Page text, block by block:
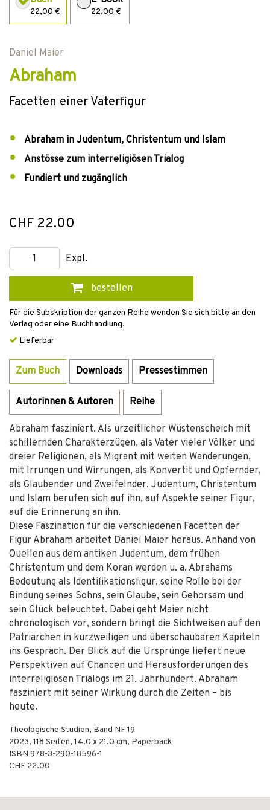
22,00 € 22,00 €
Daniel Maier
Abraham
Facetten einer Vaterfigur
Abraham in Judentum, Christentum und Islam
Anstösse zum interreligiösen Trialog
Fundiert und zugänglich
CHF 22.00
Expl.
bestellen
Für die Subskription der ganzen Reihe wenden Sie sich bitte an den
Verlag oder eine Buchhandlung.
Lieferbar
Zum Buch Downloads Pressestimmen
Autorinnen & Autoren Reihe
Abraham fasziniert. Als urzeitlicher Wüstenscheich mit
schillernden Charakterzügen, als Vater vieler Völker und
dreier Religionen, als Migrant mit weiten Wanderungen,
mit Irrungen und Wirrungen, als Konvertit und Opfernder,
als Glaubender und Zweifelnder. Judentum, Christentum
und Islam berufen sich auf ihn, auf Aspekte seiner Figur,
auf die Erinnerung an ihn.
Diese Faszination für die verschiedenen Facetten der
Figur Abraham arbeitet Daniel Maier heraus. Anhand von
Quellen aus dem antiken Judentum, dem frühen
Christentum und dem Koran werden u. a. Abrahams
Bedeutung als Identifikationsfigur, seine Rolle bei der
Bindung seines Sohns, sein Glaube, sein Gehorsam und
sein Glück beleuchtet. Dabei geht Maier nicht
chronologisch vor, sondern bringt die Sichtweisen auf den
Patriarchen in kurzweiligen und überschaubaren Kapiteln
ins Gespräch. Der Blick auf die Ursprünge liefert neue
Perspektiven auf Chancen und Herausforderungen des
interreligiösen Trialogs im 21. Jahrhundert. Abraham
fasziniert mit seiner Wirkung durch die Zeiten – bis
heute.
Theologische Studien, Band NF 19
2023, 118 Seiten, 14.0 x 21.0 cm, Paperback
ISBN 978-3-290-18596-1
CHF 22.00